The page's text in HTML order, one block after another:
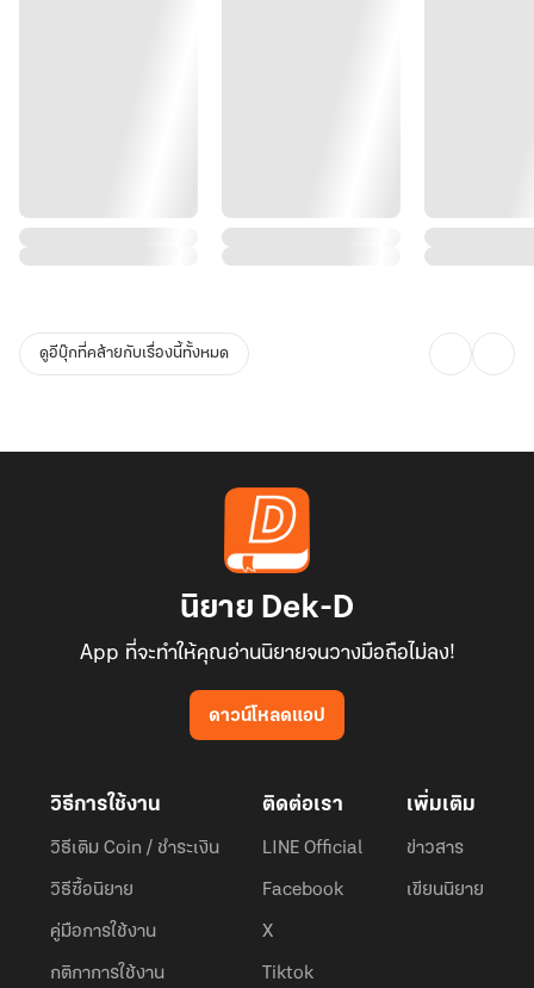
ดูอีบุ๊กที่คล้ายกับเรื่องนี้ทั้งหมด
นิยาย Dek-D
App ที่จะทำให้คุณอ่านนิยายจนวางมือถือไม่ลง!
ดาวน์โหลดแอป
วิธีการใช้งาน
วิธีเติม Coin / ชำระเงิน
วิธีซื้อนิยาย
คู่มือการใช้งาน
กติกาการใช้งาน
ติดต่อเรา
LINE Official
Facebook
X
Tiktok
เพิ่มเติม
ข่าวสาร
เขียนนิยาย